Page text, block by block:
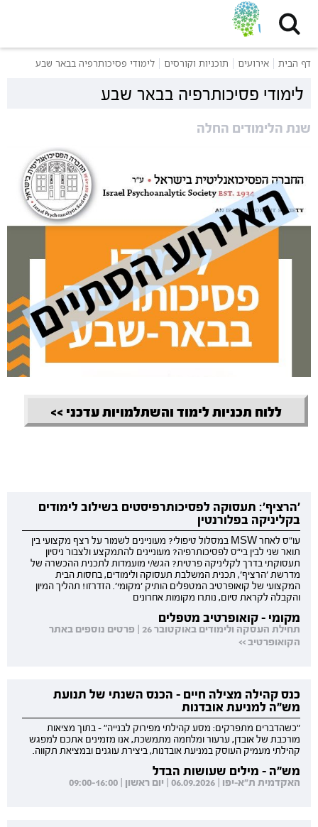
דף הבית אירועים תוכניות וקורסים לימודי פסיכותרפיה בבאר שבע
לימודי פסיכותרפיה בבאר שבע
שנת הלימודים החלה
ללוח תכניות לימוד והשתלמויות עדכני >>
'הרציף': תעסוקה לפסיכותרפיסטים בשילוב לימודים
בקליניקה בפלורנטין
עו"ס לאחר MSW במסלול טיפולי? מעוניינים לשמור על רצף מקצועי בין
תואר שני לבין בי"ס לפסיכותרפיה? מעוניינים להתמקצע ולצבור ניסיון
תעסוקתי בדרך לקליניקה פרטית? הגש/י מועמדות לתכנית ההכשרה של
מדרשת 'הרציף', תכנית המשלבת תעסוקה ולימודים, בחסות הבית
המקצועי של קואופרטיב המטפלים הותיק 'מקומי'. הזדרזו! תהליך המיון
והקבלה לקראת סיום, נותרו מקומות אחרונים
מקומי - קואופרטיב מטפלים
תחילת העסקה ולימודים באוקטובר 26 | פרטים נוספים באתר
הקואופרטיב >>
כנס קהילה מצילה חיים - הכנס השנתי של תנועת
מש"ה למניעת אובדנות
"כשהדברים מתפרקים: מסע קהילתי מפירוק לבנייה" - בתוך מציאות
מורכבת של אובדן, ערעור ומלחמה מתמשכת, אנו מזמינים אתכם למפגש
קהילתי מעמיק העוסק במניעת אובדנות, ביצירת עוגנים ובמציאת תקווה.
מש"ה - מילים שעושות הבדל
האקדמית ת"א-יפו | 06.09.2026 | יום ראשון | 09:00-16:00